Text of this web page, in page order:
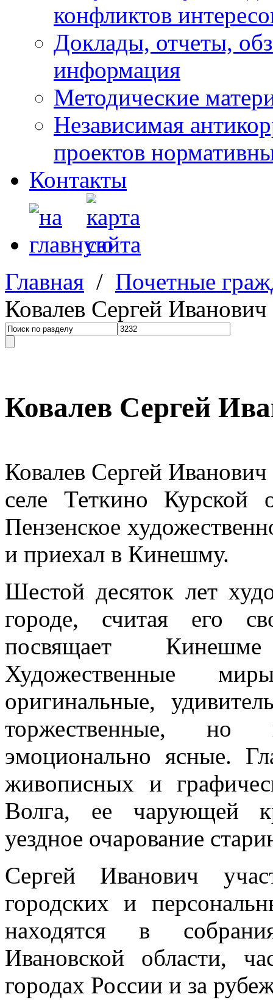
конфликтов
Доклады, отчеты,
информация
Методические
Независимая
проектов
Контакты
Главная / Почетные
Ковалев Сергей Иванович
Ковалев Сергей
Ковалев Сергей Иванович
селе Теткино Курской
Пензенское
и приехал в Кинешму.
Шестой десяток лет
городе, считая его
посвящает
Художественные
оригинальные,
торжественные, но
эмоционально ясные.
живописных и
Волга, ее чарующей
уездное очарование
Сергей Иванович
городских и
находятся в
Ивановской области,
городах России и за